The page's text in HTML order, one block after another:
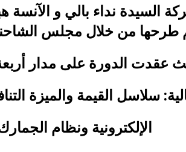
نداء بالي و الآنسة
طرحها من خلال مجلس
عقدت الدورة على مدار أربعة أيام من
سلاسل القيمة والميزة
الإلكترونية ونظام